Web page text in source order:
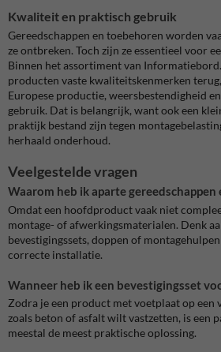
Kwaliteit en praktisch gebruik
Gereedschappen en toebehoren worden
ze ontbreken. Toch zijn ze essentieel voor
Binnen het assortiment van
producten vaste kwaliteitskenmerken
Europese productie, weersbestendigheid
gebruik. Dat is belangrijk, want ook een
praktijk bestand zijn tegen
herhaald onderhoud.
Veelgestelde vragen
Waarom heb ik aparte
Omdat een hoofdproduct vaak niet
montage- of afwerkingsmaterialen. Denk
bevestigingssets, doppen of
correcte installatie.
Wanneer heb ik een bevestigingsset
Zodra je een product met voetplaat op een
zoals beton of asfalt wilt vastzetten, is een
meestal de meest praktische oplossing.